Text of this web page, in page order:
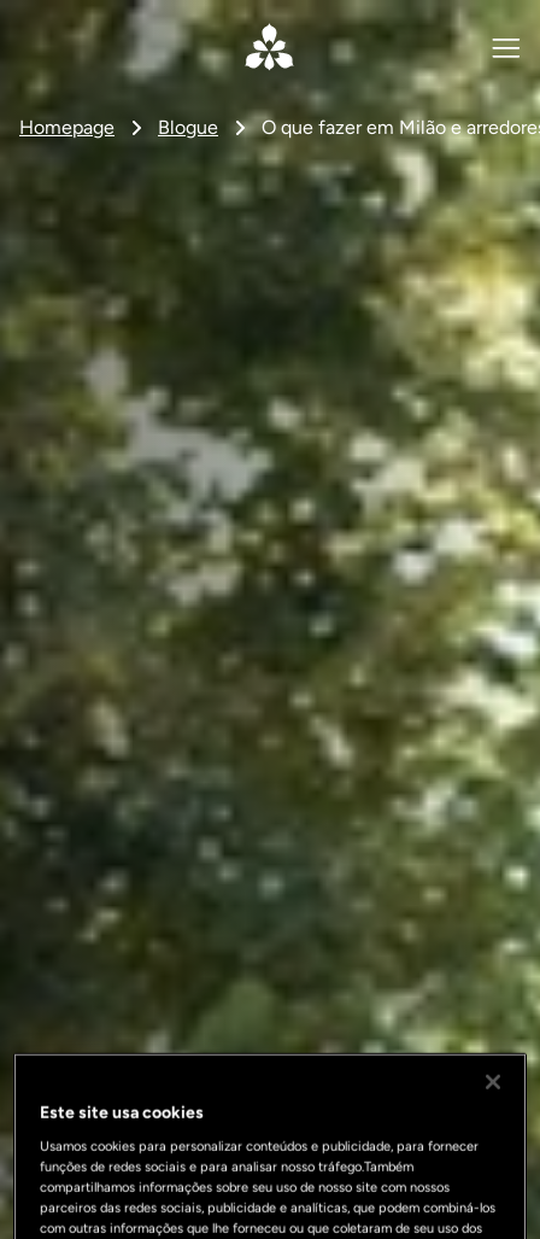
Homepage Blogue O que fazer em Milão e
Este site usa cookies
Usamos cookies para personalizar conteúdos e publicidade, para fornecer
funções de redes sociais e para analisar nosso tráfego.Também
compartilhamos informações sobre seu uso de nosso site com nossos
parceiros das redes sociais, publicidade e analíticas, que podem combiná-los
com outras informações que lhe forneceu ou que coletaram de seu uso dos